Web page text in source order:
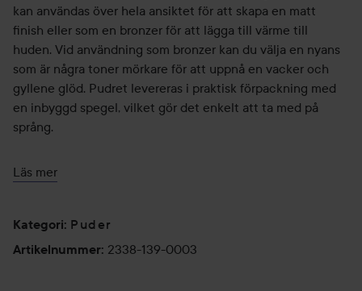
kan användas över hela ansiktet för att skapa en matt
finish eller som en bronzer för att lägga till värme till
huden. Vid användning som bronzer kan du välja en nyans
som är några toner mörkare för att uppnå en vacker och
gyllene glöd. Pudret levereras i praktisk förpackning med
en inbyggd spegel, vilket gör det enkelt att ta med på
språng.
Det gör produkten:
MAC Mineralize Skinfinish Natural Powder ger en matt
av dermatologer. Icke-komedogenisk.
Läs mer
Kategori: Puder
Artikelnummer: 2338-139-0003